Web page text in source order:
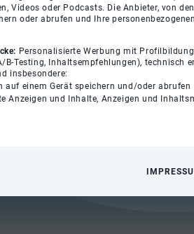
Videos oder Podcasts. Die Anbieter, von
oder abrufen und Ihre
Personalisierte Werbung mit
B-Testing, Inhaltsempfehlungen), technisch
insbesondere:
auf einem Gerät speichern und/oder abrufen
Anzeigen und Inhalte, Anzeigen und